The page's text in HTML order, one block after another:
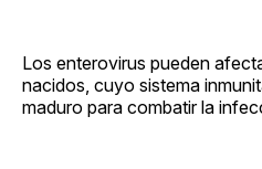
Los enterovirus pueden
nacidos, cuyo sistema
maduro para combatir la